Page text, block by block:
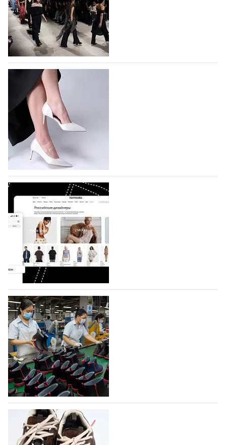
На участие в Московской неделе моды
подано 1047 заявок
На участие в седьмой Московской неделе моды,
которая пройдет в российской столице с 26 сентября
по 1 октября, уже подано 1047 заявок. Примерно
половину из них (494) прислали дизайнеры,
коллекции которых не были представлены в…
07.08.2026 549
BALLINA представит свои новинки на Euro
Shoes
Компания BALLINA Guangzhou Lihuang Footwear
Co., Ltd., основанная в 2011 году и расположенная в
Гуанчжоу, столице моды Китая, является
профессиональной обувной компанией,
объединяющей разработку, производство и…
07.08.2026 401
На платформе Lamoda - новый раздел и
условия продвижения локальных
дизайнерских марок
Российский маркетплейс Lamoda решил обновить
раздел для продажи продукции локальных
дизайнерских марок одежды, обуви и аксессуаров.
Бренды также получат маркетинговую…
06.08.2026 565
Объем мирового производства обуви в
2025 году практически не увеличился